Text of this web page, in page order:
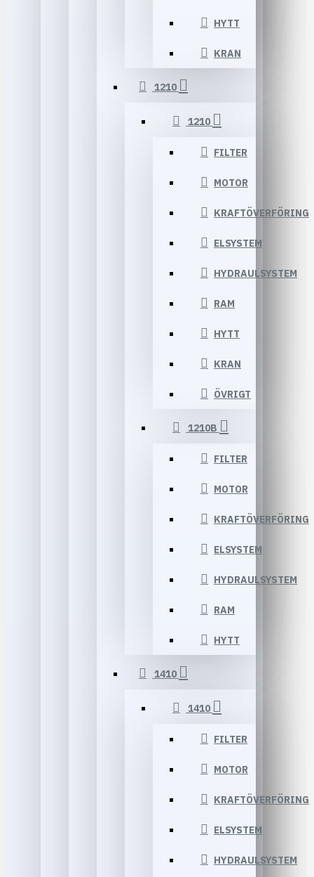
HYTT
KRAN
1210
1210
FILTER
MOTOR
KRAFTÖVERFÖRING
ELSYSTEM
HYDRAULSYSTEM
RAM
HYTT
KRAN
ÖVRIGT
1210B
FILTER
MOTOR
KRAFTÖVERFÖRING
ELSYSTEM
HYDRAULSYSTEM
RAM
HYTT
1410
1410
FILTER
MOTOR
KRAFTÖVERFÖRING
ELSYSTEM
HYDRAULSYSTEM